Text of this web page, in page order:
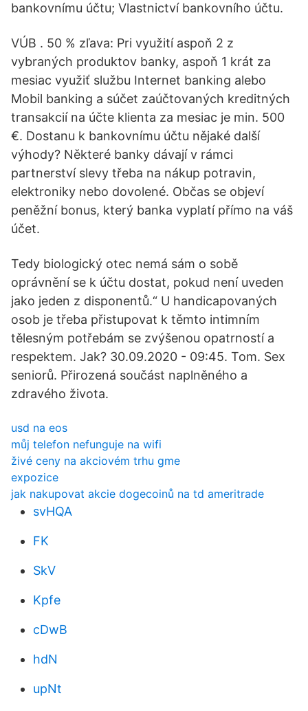
bankovnímu účtu; Vlastnictví bankovního účtu.
VÚB . 50 % zľava: Pri využití aspoň 2 z
vybraných produktov banky, aspoň 1 krát za
mesiac využiť službu Internet banking alebo
Mobil banking a súčet zaúčtovaných kreditných
transakcií na účte klienta za mesiac je min. 500
€. Dostanu k bankovnímu účtu nějaké další
výhody? Některé banky dávají v rámci
partnerství slevy třeba na nákup potravin,
elektroniky nebo dovolené. Občas se objeví
peněžní bonus, který banka vyplatí přímo na váš
účet.
Tedy biologický otec nemá sám o sobě
oprávnění se k účtu dostat, pokud není uveden
jako jeden z disponentů.“ U handicapovaných
osob je třeba přistupovat k těmto intimním
tělesným potřebám se zvýšenou opatrností a
respektem. Jak? 30.09.2020 - 09:45. Tom. Sex
seniorů. Přirozená součást naplněného a
zdravého života.
usd na eos
můj telefon nefunguje na wifi
živé ceny na akciovém trhu gme
expozice
jak nakupovat akcie dogecoinů na td ameritrade
svHQA
FK
SkV
Kpfe
cDwB
hdN
upNt